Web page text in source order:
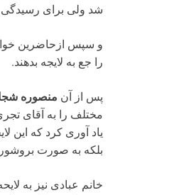
شد ولی برای رسیدگی
و سپس ازحاضرین
را جع به لایجه بدهند.
پس از آن منصوره
مختلف را به آقای
یاد آوری کرد که این
بلکه به صورت بروشور
خانم عبادی نیز به